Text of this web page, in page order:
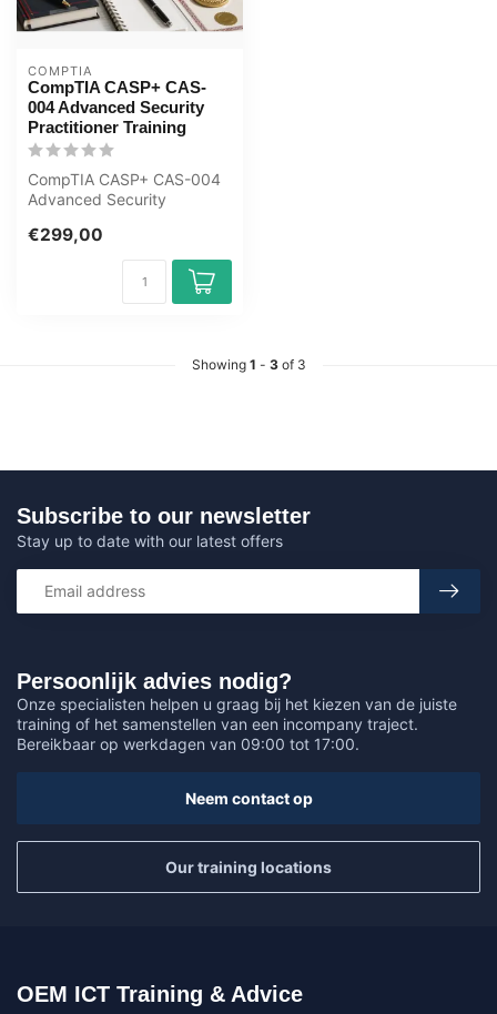
COMPTIA
CompTIA CASP+ CAS-
004 Advanced Security
Practitioner Training
CompTIA CASP+ CAS-004
Advanced Security
Certified Teache...
€299,00
Showing 1 - 3of 3
Persoonlijk advies nodig?
Onze specialisten helpen u graag bij het kiezen van de juiste
training of het samenstellen van een incompany traject.
Bereikbaar op werkdagen van 09:00 tot 17:00.
Neem contact op
Our training locations
Subscribe to our newsletter
Stay up to date with our latest offers
OEM ICT Training & Advice